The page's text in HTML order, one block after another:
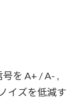
を A+ / A- ,
イズを低減す